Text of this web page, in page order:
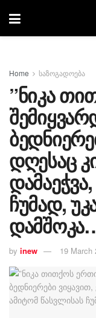
Home საზოგადოება
”ნიკა
დღესაც
ჩუმად,
by inew 19 March